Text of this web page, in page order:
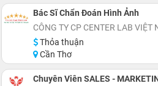
Bác Sĩ Chẩn Đoán Hình Ảnh
Thỏa thuận
Cần Thơ
Chuyên Viên SALES -